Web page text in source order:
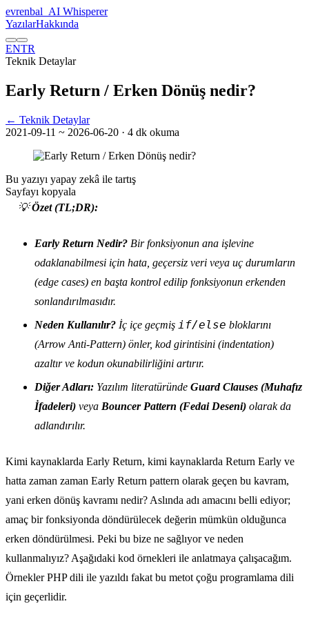
evrenbal AI Whisperer
YazılarHakkında
ENTR
Teknik Detaylar
Early Return / Erken Dönüş nedir?
← Teknik Detaylar
2021-09-11 ~ 2026-06-20 · 4 dk okuma
Bu yazıyı yapay zekâ ile tartış
Sayfayı kopyala
💡Özet (TL;DR):
Early Return Nedir? Bir fonksiyonun ana işlevine
odaklanabilmesi için hata, geçersiz veri veya uç durumların
(edge cases) en başta kontrol edilip fonksiyonun erkenden
sonlandırılmasıdır.
Neden Kullanılır? İç içe geçmiş if/else bloklarını
(Arrow Anti-Pattern) önler, kod girintisini (indentation)
azaltır ve kodun okunabilirliğini artırır.
Diğer Adları: Yazılım literatüründe Guard Clauses (Muhafız
İfadeleri) veya Bouncer Pattern (Fedai Deseni) olarak da
adlandırılır.
Kimi kaynaklarda Early Return, kimi kaynaklarda Return Early ve
hatta zaman zaman Early Return pattern olarak geçen bu kavram,
yani erken dönüş kavramı nedir? Aslında adı amacını belli ediyor;
amaç bir fonksiyonda döndürülecek değerin mümkün olduğunca
erken döndürülmesi. Peki bu bize ne sağlıyor ve neden
kullanmalıyız? Aşağıdaki kod örnekleri ile anlatmaya çalışacağım.
Örnekler PHP dili ile yazıldı fakat bu metot çoğu programlama dili
için geçerlidir.